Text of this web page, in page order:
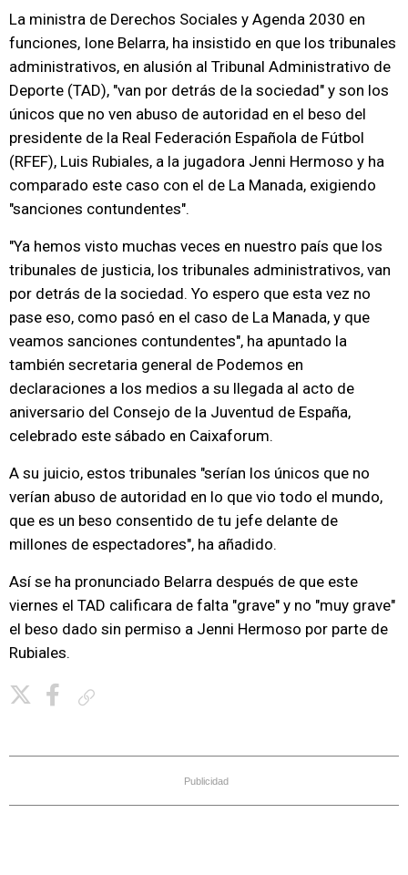
La ministra de Derechos Sociales y Agenda 2030 en
funciones, Ione Belarra, ha insistido en que los tribunales
administrativos, en alusión al Tribunal Administrativo de
Deporte (TAD), "van por detrás de la sociedad" y son los
únicos que no ven abuso de autoridad en el beso del
presidente de la Real Federación Española de Fútbol
(RFEF), Luis Rubiales, a la jugadora Jenni Hermoso y ha
comparado este caso con el de La Manada, exigiendo
"sanciones contundentes".
"Ya hemos visto muchas veces en nuestro país que los
tribunales de justicia, los tribunales administrativos, van
por detrás de la sociedad. Yo espero que esta vez no
pase eso, como pasó en el caso de La Manada, y que
veamos sanciones contundentes", ha apuntado la
también secretaria general de Podemos en
declaraciones a los medios a su llegada al acto de
aniversario del Consejo de la Juventud de España,
celebrado este sábado en Caixaforum.
A su juicio, estos tribunales "serían los únicos que no
verían abuso de autoridad en lo que vio todo el mundo,
que es un beso consentido de tu jefe delante de
millones de espectadores", ha añadido.
Así se ha pronunciado Belarra después de que este
viernes el TAD calificara de falta "grave" y no "muy grave"
el beso dado sin permiso a Jenni Hermoso por parte de
Rubiales.
Publicidad